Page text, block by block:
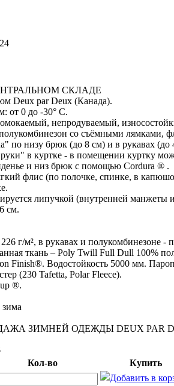
СКЛАДЕ
Deux par Deux (Канада).
от 0 до -30° С.
непродуваемый,
со съёмными лямками,
по низу брюк (до 8 см) и в рукавах (до
в куртке - в помещении куртку
и низ брюк с помощью Cordura ® .
флис (по полочке, спинке, в
липучкой (внутренней манжеты
см.
г/м², в рукавах и полукомбинезоне -
ткань – Poly Twill Full Dull 100%
Finish®. Водостойкость 5000 мм.
(230 Tafetta, Polar Fleece).
®.
зима
ЗИМНЕЙ ОДЕЖДЫ DEUX PAR
Кол-во
Купить